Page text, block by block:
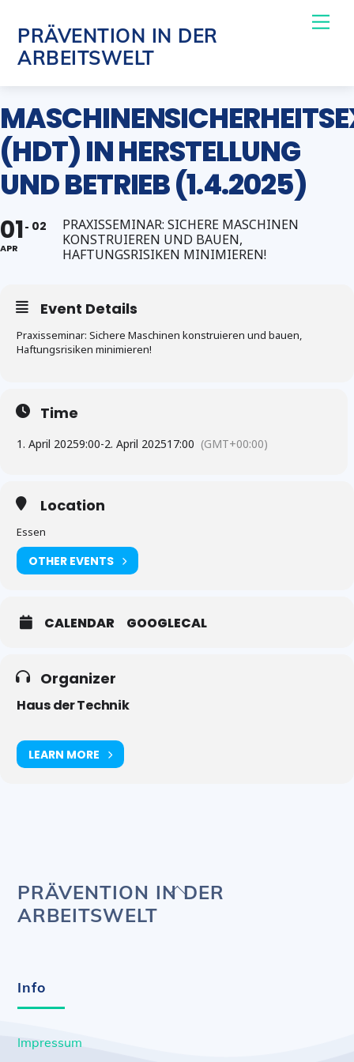
content
PRÄVENTION IN DER
ARBEITSWELT
(HDT) IN HERSTELLUNG
UND BETRIEB (1.4.2025)
01
APR
02
PRAXISSEMINAR: SICHERE MASCHINEN
KONSTRUIEREN UND BAUEN,
HAFTUNGSRISIKEN MINIMIEREN!
Event Details
Praxisseminar: Sichere Maschinen konstruieren und bauen,
Haftungsrisiken minimieren!
Time
1. April 20259:00-2. April 202517:00 (GMT+00:00)
Location
Essen
OTHER EVENTS
CALENDAR GOOGLECAL
Organizer
Haus der Technik
LEARN MORE
Back
PRÄVENTION IN DER
ARBEITSWELT
Info
Impressum